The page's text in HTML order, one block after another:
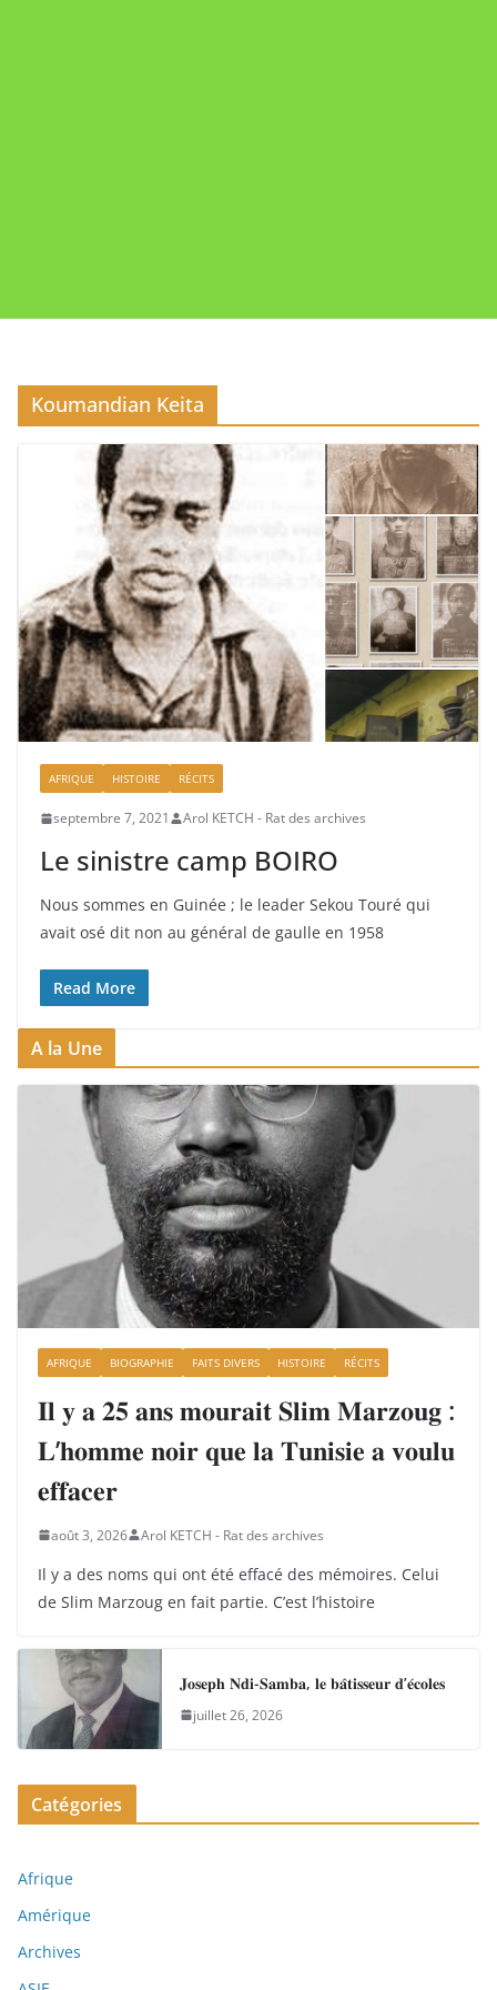
Koumandian Keita
AFRIQUE HISTOIRE RÉCITS
septembre 7, 2021 Arol KETCH - Rat des archives
Le sinistre camp BOIRO
Nous sommes en Guinée ; le leader Sekou Touré qui
avait osé dit non au général de gaulle en 1958
Read More
A la Une
AFRIQUE BIOGRAPHIE FAITS DIVERS HISTOIRE RÉCITS
𝐈𝐥 𝐲 𝐚 𝟐𝟓 𝐚𝐧𝐬 𝐦𝐨𝐮𝐫𝐚𝐢𝐭 𝐒𝐥𝐢𝐦 𝐌𝐚𝐫𝐳𝐨𝐮𝐠 :
𝐋’𝐡𝐨𝐦𝐦𝐞 𝐧𝐨𝐢𝐫 𝐪𝐮𝐞 𝐥𝐚 𝐓𝐮𝐧𝐢𝐬𝐢𝐞 𝐚 𝐯𝐨𝐮𝐥𝐮
𝐞𝐟𝐟𝐚𝐜𝐞𝐫
août 3, 2026 Arol KETCH - Rat des archives
Il y a des noms qui ont été effacé des mémoires. Celui
de Slim Marzoug en fait partie. C’est l’histoire
𝐉𝐨𝐬𝐞𝐩𝐡 𝐍𝐝𝐢-𝐒𝐚𝐦𝐛𝐚, 𝐥𝐞 𝐛𝐚̂𝐭𝐢𝐬𝐬𝐞𝐮𝐫 𝐝’𝐞́𝐜𝐨𝐥𝐞𝐬
juillet 26, 2026
Catégories
Afrique
Amérique
Archives